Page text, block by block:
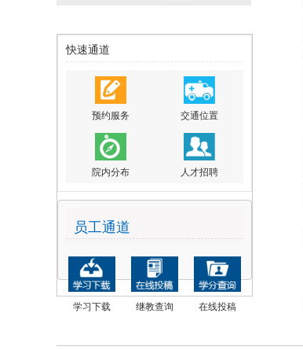
快速通道
预约服务 交通位置
院内分布 人才招聘
员工通道
学习下载 继教查询 在线投稿